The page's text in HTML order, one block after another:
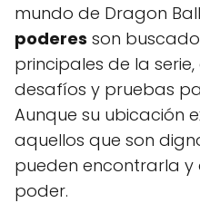
mundo de Dragon
poderes son
principales de la
desafíos y pruebas
Aunque su ubicación
aquellos que son
pueden encontrarla y
poder.